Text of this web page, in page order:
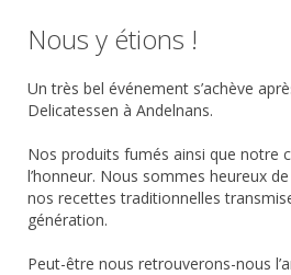
Nous y étions !
Un très bel événement s’achève
Delicatessen à Andelnans.
Nos produits fumés ainsi que notre
l’honneur. Nous sommes heureux
nos recettes traditionnelles
génération.
Peut-être nous retrouverons-nous